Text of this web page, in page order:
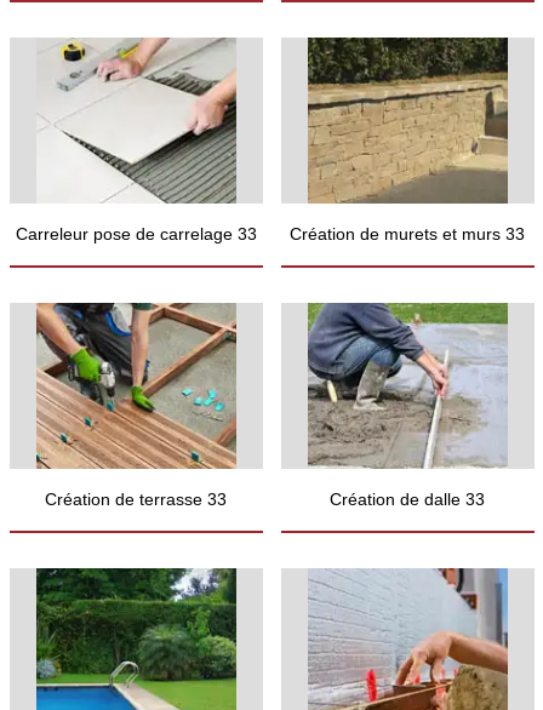
Carreleur pose de carrelage 33 Création de murets et murs 33
Création de terrasse 33 Création de dalle 33